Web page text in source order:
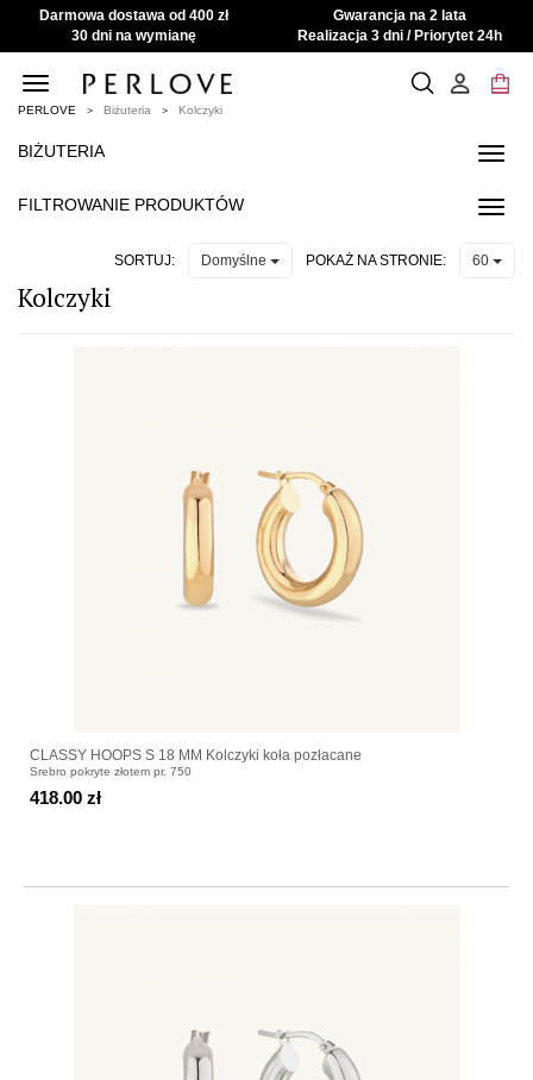
Darmowa dostawa od 400 zł
Gwarancja na 2 lata
30 dni na wymianę
Realizacja 3 dni / Priorytet 24h
Toggle
navigation
PERLOVE Biżuteria Kolczyki
BIŻUTERIA
FILTROWANIE PRODUKTÓW
SORTUJ: Domyślne POKAŻ NA STRONIE: 60
Kolczyki
CLASSY HOOPS S 18 MM Kolczyki koła pozłacane
Srebro pokryte złotem pr. 750
418.00 zł